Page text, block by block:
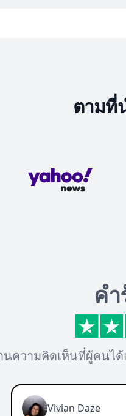
ตามที่
คำ
นความคิดเห็นที่ผู้คนไ
Vivian Daze